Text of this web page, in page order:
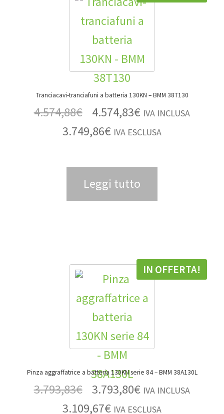
Tranciacavi-tranciafuni a batteria 130KN – BMM 38T130
4.574,88€ 4.574,83€ IVA INCLUSA
3.749,86€ IVA ESCLUSA
Leggi tutto
Pinza aggraffatrice a batteria 130KN serie 84 – BMM 38A130L
IN OFFERTA!
3.793,83€ 3.793,80€ IVA INCLUSA
3.109,67€ IVA ESCLUSA